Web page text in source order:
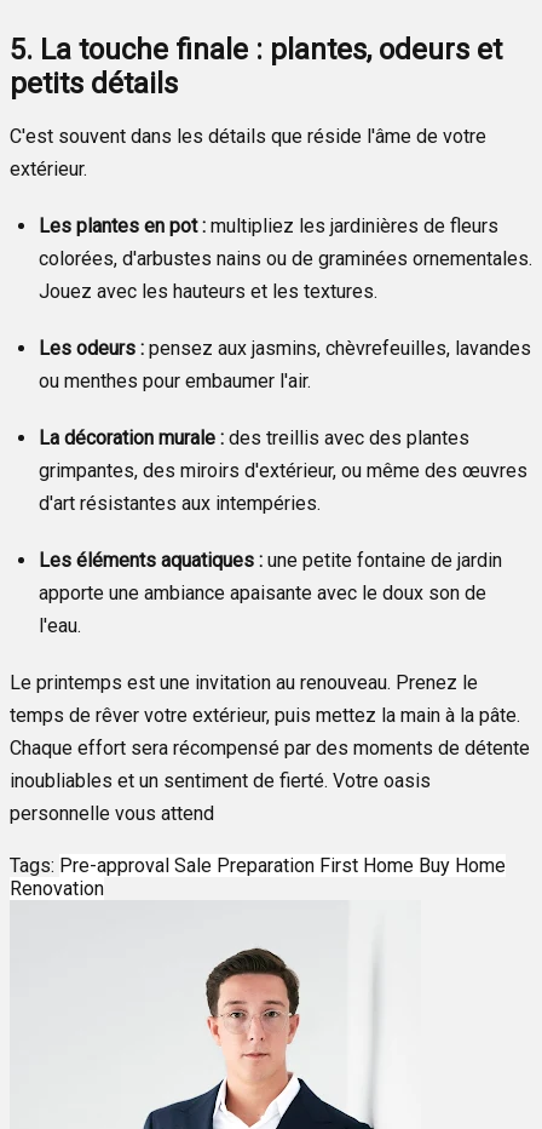
5. La touche finale : plantes, odeurs et
petits détails
C'est souvent dans les détails que réside l'âme de votre
extérieur.
Les plantes en pot : multipliez les jardinières de fleurs
colorées, d'arbustes nains ou de graminées ornementales.
Jouez avec les hauteurs et les textures.
Les odeurs : pensez aux jasmins, chèvrefeuilles, lavandes
ou menthes pour embaumer l'air.
La décoration murale : des treillis avec des plantes
grimpantes, des miroirs d'extérieur, ou même des œuvres
d'art résistantes aux intempéries.
Les éléments aquatiques : une petite fontaine de jardin
apporte une ambiance apaisante avec le doux son de
l'eau.
Le printemps est une invitation au renouveau. Prenez le
temps de rêver votre extérieur, puis mettez la main à la pâte.
Chaque effort sera récompensé par des moments de détente
inoubliables et un sentiment de fierté. Votre oasis
personnelle vous attend
Tags: Pre-approval Sale Preparation First Home Buy Home
Renovation